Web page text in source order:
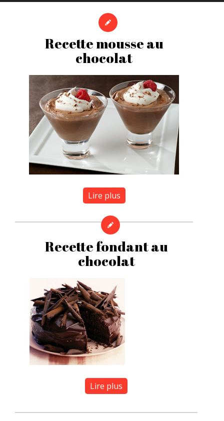
Recette mousse au
chocolat
Lire plus
Recette fondant au
chocolat
Lire plus